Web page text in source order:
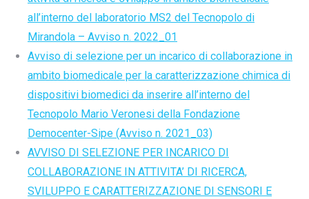
all’interno del laboratorio MS2 del Tecnopolo di
Mirandola – Avviso n. 2022_01
Avviso di selezione per un incarico di collaborazione in
ambito biomedicale per la caratterizzazione chimica di
dispositivi biomedici da inserire all’interno del
Tecnopolo Mario Veronesi della Fondazione
Democenter-Sipe (Avviso n. 2021_03)
AVVISO DI SELEZIONE PER INCARICO DI
COLLABORAZIONE IN ATTIVITA’ DI RICERCA,
SVILUPPO E CARATTERIZZAZIONE DI SENSORI E